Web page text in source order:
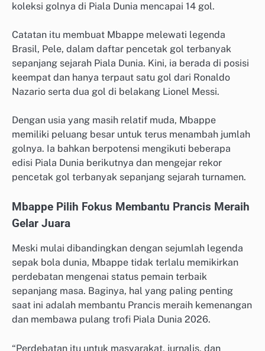
koleksi golnya di Piala Dunia mencapai 14 gol.
Catatan itu membuat Mbappe melewati legenda
Brasil, Pele, dalam daftar pencetak gol terbanyak
sepanjang sejarah Piala Dunia. Kini, ia berada di posisi
keempat dan hanya terpaut satu gol dari Ronaldo
Nazario serta dua gol di belakang Lionel Messi.
Dengan usia yang masih relatif muda, Mbappe
memiliki peluang besar untuk terus menambah jumlah
golnya. Ia bahkan berpotensi mengikuti beberapa
edisi Piala Dunia berikutnya dan mengejar rekor
pencetak gol terbanyak sepanjang sejarah turnamen.
Mbappe Pilih Fokus Membantu Prancis Meraih
Gelar Juara
Meski mulai dibandingkan dengan sejumlah legenda
sepak bola dunia, Mbappe tidak terlalu memikirkan
perdebatan mengenai status pemain terbaik
sepanjang masa. Baginya, hal yang paling penting
saat ini adalah membantu Prancis meraih kemenangan
dan membawa pulang trofi Piala Dunia 2026.
“Perdebatan itu untuk masyarakat, jurnalis, dan